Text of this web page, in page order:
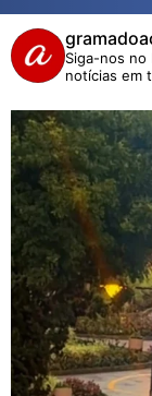
Siga-nos
notícias em